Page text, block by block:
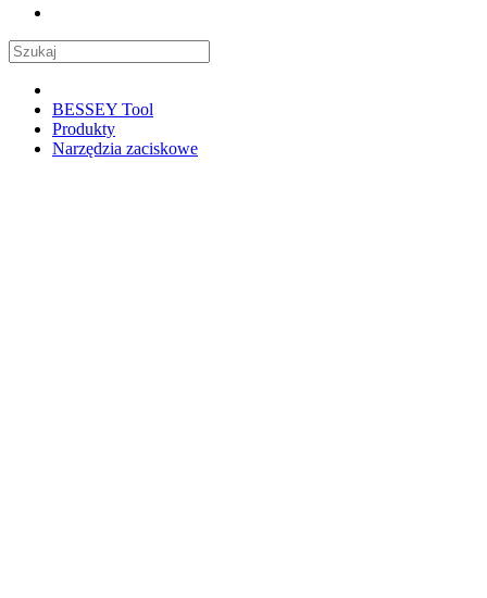
BESSEY Tool
Produkty
Narzędzia zaciskowe